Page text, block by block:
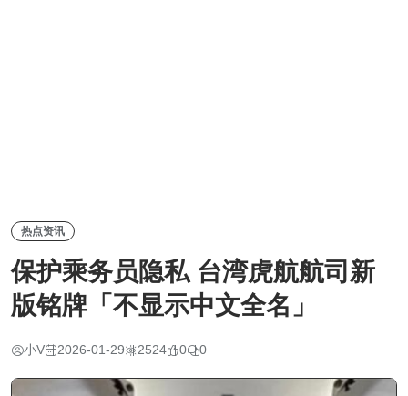
热点资讯
保护乘务员隐私 台湾虎航航司新
版铭牌「不显示中文全名」
小V 2026-01-29 2524 0 0